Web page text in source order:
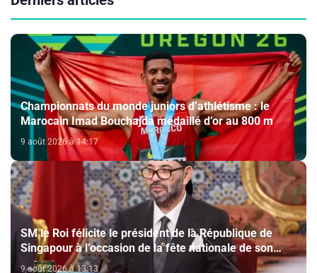
Championnats du monde juniors d’athlétisme : le
Marocain Imad Bouchajda médaillé d’or au 800 m
9 août 2026 à 14:17
SM le Roi félicite le président de la République de
Singapour à l’occasion de la fête nationale de son
pays
9 août 2026 à 13:13